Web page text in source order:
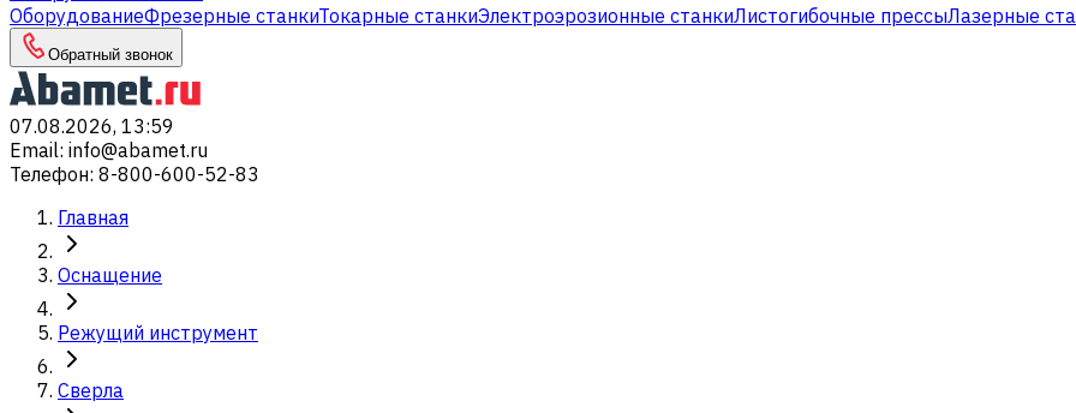
ОборудованиеФрезерные станкиТокарные станкиЭлектроэрозионные станкиЛистогибочные прессыЛазерные
Обратный звонок
07.08.2026, 13:59
Email: info@abamet.ru
Телефон: 8-800-600-52-83
Главная
Оснащение
Режущий инструмент
Сверла